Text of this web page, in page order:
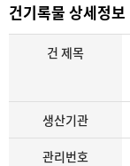
건기록물 상세정보
건 제목
생산기관
관리번호